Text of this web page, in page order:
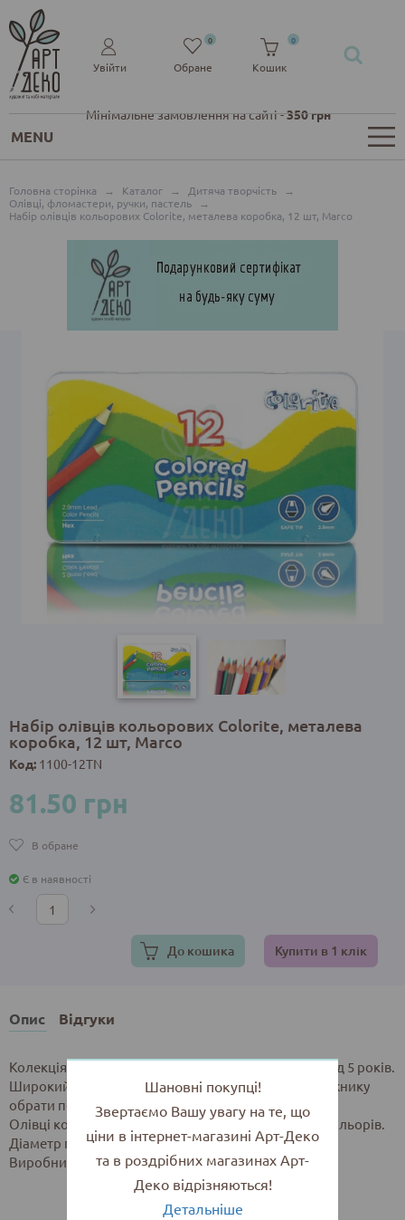
Мінімальне замовлення на сайті -350 грн
Увійти Обране
0
Кошик
0
MENU
Головна сторінка → Каталог → Дитяча творчість
→
Олівці, фломастери, ручки, пастель
→
Набір олівців кольорових Colorite, металева коробка, 12 шт, Marco
Набір олівців кольорових Colorite, металева
коробка, 12 шт, Marco
Код: 1100-12TN
81.50 грн
В обране
Є в наявності
До кошика Купити в 1 клік
Опис Відгуки
Колекція Colorite створена для дитячої творчості від 5 років.
Широкий асортимент серії дозволить юному художнику
обрати потрібний набір олівців.
Олівці кольорові в металевій коробці. Набір з 12 кольорів.
Діаметр грифеля 2,9 мм.
Виробник: Marco, Китай
Шановні покупці!
Звертаємо Вашу увагу на те, що
ціни в інтернет-магазині Арт-Деко
та в роздрібних магазинах Арт-
Деко відрізняються!
Детальніше